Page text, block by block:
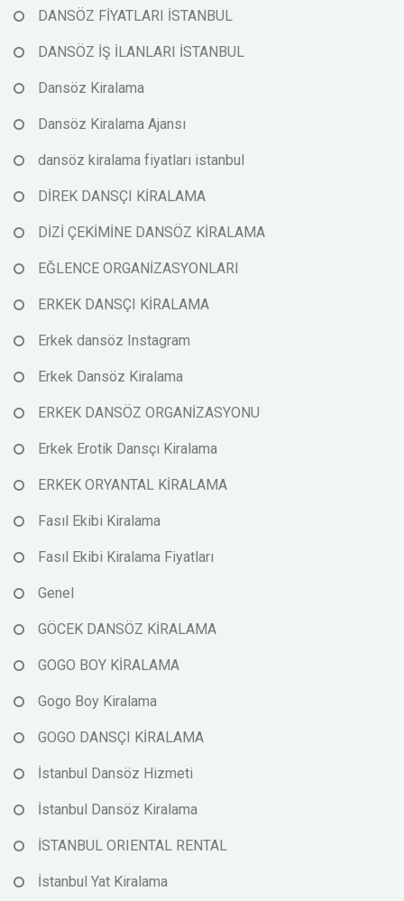
DANSÖZ FİYATLARI İSTANBUL
DANSÖZ İŞ İLANLARI İSTANBUL
Dansöz Kiralama
Dansöz Kiralama Ajansı
dansöz kiralama fiyatları istanbul
DİREK DANSÇI KİRALAMA
DİZİ ÇEKİMİNE DANSÖZ KİRALAMA
EĞLENCE ORGANİZASYONLARI
ERKEK DANSÇI KİRALAMA
Erkek dansöz Instagram
Erkek Dansöz Kiralama
ERKEK DANSÖZ ORGANİZASYONU
Erkek Erotik Dansçı Kiralama
ERKEK ORYANTAL KİRALAMA
Fasıl Ekibi Kiralama
Fasıl Ekibi Kiralama Fiyatları
Genel
GÖCEK DANSÖZ KİRALAMA
GOGO BOY KİRALAMA
Gogo Boy Kiralama
GOGO DANSÇI KİRALAMA
İstanbul Dansöz Hizmeti
İstanbul Dansöz Kiralama
İSTANBUL ORIENTAL RENTAL
İstanbul Yat Kiralama